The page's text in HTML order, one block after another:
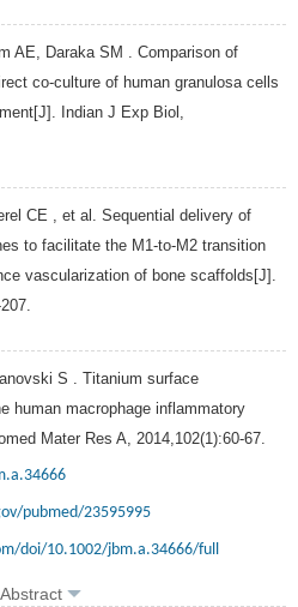
AE Daraka SM . Comparison of
co-culture of human granulosa cells
Indian J Exp Biol
CE , et al. Sequential delivery of
to facilitate the M1-to-M2 transition
vascularization of bone scaffolds[J].
S . Titanium surface
human macrophage inflammatory
Mater Res A 2014 102(1):60-67.
pubmed/23595995
doi/10.1002/jbm.a.34666/full
Abstract